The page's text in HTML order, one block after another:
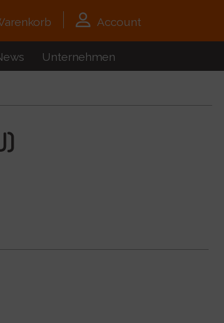
Account
Unternehmen